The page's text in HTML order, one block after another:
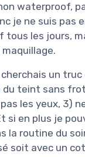
waterproof,
je ne suis pas
tous les jours,
un truc
du teint sans
les yeux, 3)
si en plus je
la routine du
soit avec un